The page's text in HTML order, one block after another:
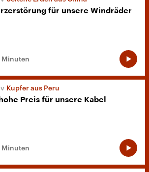
für unsere Windräder
Minuten
Kupfer aus Peru
Preis für unsere Kabel
Minuten